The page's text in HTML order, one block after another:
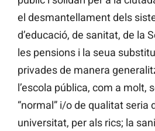
el desmantellament dels
d’educació, de sanitat, de la
les pensions i la seua
privades de manera
l’escola pública, com a molt,
“normal” i/o de qualitat seria
universitat, per als rics; la